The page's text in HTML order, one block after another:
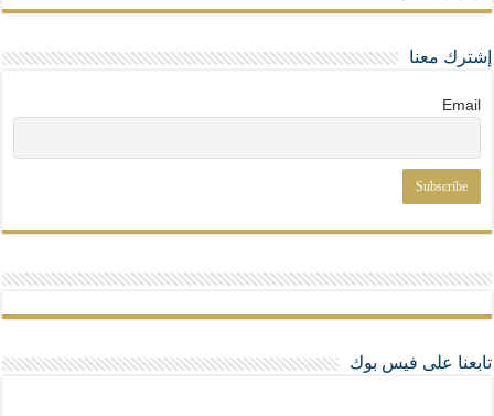
إشترك معنا
Email
تابعنا على فيس بوك